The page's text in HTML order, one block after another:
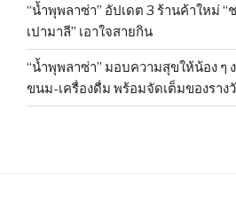
“น้ำพุพลาซ่า” อัปเดต 3 ร้านค้าใหม่ “
เปามาลี” เอาใจสายกิน
“น้ำพุพลาซ่า” มอบความสุขให้น้อง ๆ
ขนม-เครื่องดื่ม พร้อมจัดเต็มของราง